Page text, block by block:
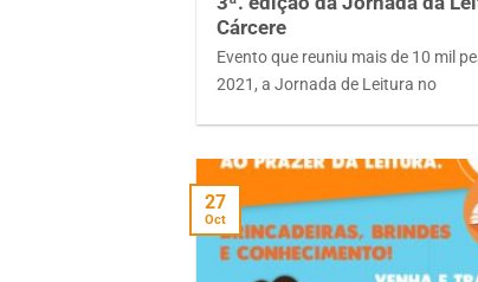
Cárcere
Evento que reuniu mais de 10 mil
2021, a Jornada de Leitura no
27
Oct